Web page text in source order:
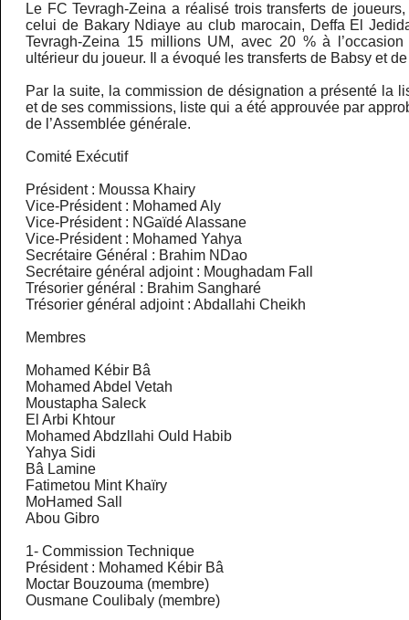
Le FC Tevragh-Zeina a réalisé trois transferts de
celui de Bakary Ndiaye au club marocain, Deffa El
Tevragh-Zeina 15 millions UM, avec 20 % à
ultérieur du joueur. Il a évoqué les transferts de Babsy et
Par la suite, la commission de désignation a présenté la
et de ses commissions, liste qui a été approuvée par
de l’Assemblée générale.
Comité Exécutif
Président : Moussa Khairy
Vice-Président : Mohamed Aly
Vice-Président : NGaïdé Alassane
Vice-Président : Mohamed Yahya
Secrétaire Général : Brahim NDao
Secrétaire général adjoint : Moughadam Fall
Trésorier général : Brahim Sangharé
Trésorier général adjoint : Abdallahi Cheikh
Membres
Mohamed Kébir Bâ
Mohamed Abdel Vetah
Moustapha Saleck
El Arbi Khtour
Mohamed Abdzllahi Ould Habib
Yahya Sidi
Bâ Lamine
Fatimetou Mint Khaïry
MoHamed Sall
Abou Gibro
1- Commission Technique
Président : Mohamed Kébir Bâ
Moctar Bouzouma (membre)
Ousmane Coulibaly (membre)